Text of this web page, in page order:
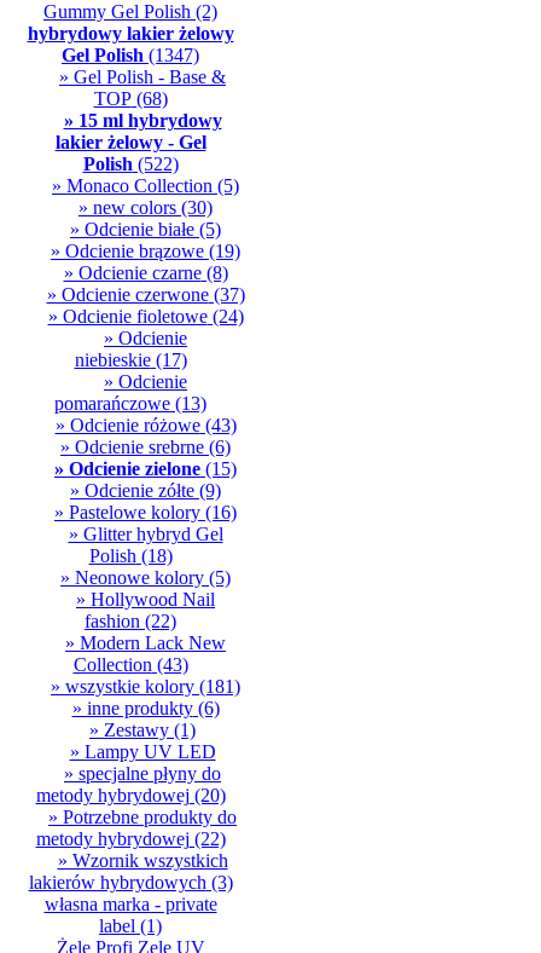
Gummy Gel Polish (2)
hybrydowy lakier żelowy
Gel Polish (1347)
» Gel Polish - Base &
TOP(68)
» 15 ml hybrydowy
lakier żelowy - Gel
Polish (522)
» Monaco Collection (5)
» new colors (30)
» Odcienie białe (5)
» Odcienie brązowe (19)
» Odcienie czarne(8)
» Odcienie czerwone(37)
» Odcienie fioletowe(24)
» Odcienie
niebieskie(17)
» Odcienie
pomarańczowe (13)
» Odcienie różowe(43)
» Odcienie srebrne (6)
» Odcienie zielone (15)
» Odcienie zółte (9)
» Pastelowe kolory (16)
» Glitter hybryd Gel
Polish (18)
» Neonowe kolory (5)
» Hollywood Nail
fashion (22)
» Modern Lack New
Collection (43)
» wszystkie kolory (181)
» inne produkty(6)
» Zestawy (1)
» Lampy UV LED
» specjalne płyny do
metody hybrydowej (20)
» Potrzebne produkty do
metody hybrydowej (22)
» Wzornik wszystkich
lakierów hybrydowych (3)
własna marka - private
label (1)
Żele Profi Zele UV